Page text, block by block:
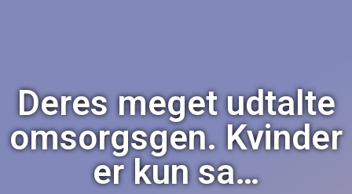
Deres meget udtalte
omsorgsgen. Kvinder
er kun sa…